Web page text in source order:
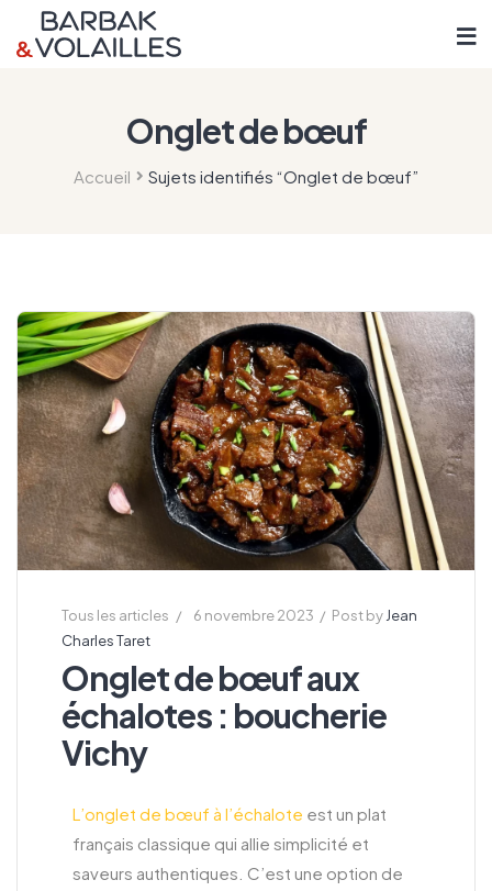
Onglet de bœuf
Accueil Sujets identifiés “Onglet de bœuf”
Tous les articles 6 novembre 2023 Post byJean
Charles Taret
Onglet de bœuf aux
échalotes : boucherie
Vichy
L’onglet de bœuf à l’échalote est un plat
français classique qui allie simplicité et
saveurs authentiques. C’est une option de